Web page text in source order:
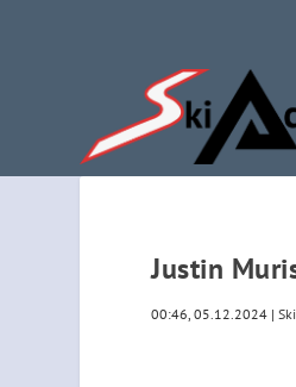
Justin
00:46, 05.12.2024 |